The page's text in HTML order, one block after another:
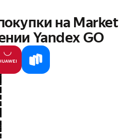
на Market
Yandex GO